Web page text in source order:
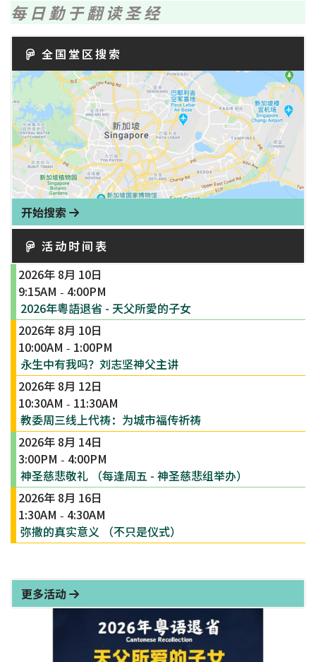
每日勤于翻读圣经
全国堂区搜索
开始搜索
活动时间表
2026年 8月 10日
9:15AM - 4:00PM
2026年粵語退省 - 天父所愛的子女
2026年 8月 10日
10:00AM - 1:00PM
永生中有我吗？刘志坚神父主讲
2026年 8月 12日
10:30AM - 11:30AM
教委周三线上代祷：为城市福传祈祷
2026年 8月 14日
3:00PM - 4:00PM
神圣慈悲敬礼 （每逢周五 - 神圣慈悲组举办）
2026年 8月 16日
1:30AM - 4:30AM
弥撒的真实意义 （不只是仪式）
更多活动